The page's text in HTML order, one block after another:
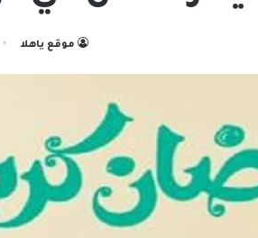
موقع ياهلا